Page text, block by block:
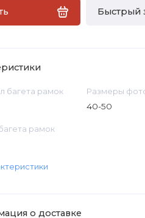
Быстрый
багета рамок Размеры
40-50
рамок
о доставке